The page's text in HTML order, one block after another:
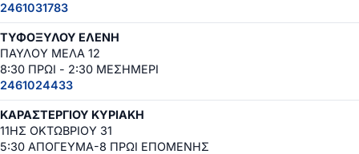
2461031783
ΤΥΦΟΞΥΛΟΥ ΕΛΕΝΗ
ΠΑΥΛΟΥ ΜΕΛΑ 12
8:30 ΠΡΩΙ - 2:30 ΜΕΣΗΜΕΡΙ
2461024433
ΚΑΡΑΣΤΕΡΓΙΟΥ ΚΥΡΙΑΚΗ
11ΗΣ ΟΚΤΩΒΡΙΟΥ 31
5:30 ΑΠΟΓΕΥΜΑ-8 ΠΡΩΙ ΕΠΟΜΕΝΗΣ